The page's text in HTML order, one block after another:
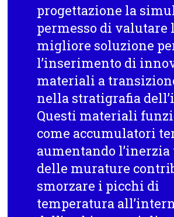
progettazione la
permesso di valutare
migliore soluzione
l’inserimento di
materiali a
nella stratigrafia
Questi materiali
come accumulatori
aumentando
delle murature
smorzare i picchi di
temperatura